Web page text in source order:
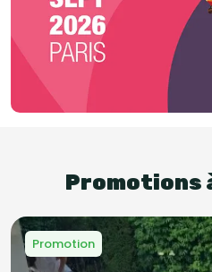
Promotions
Promotion